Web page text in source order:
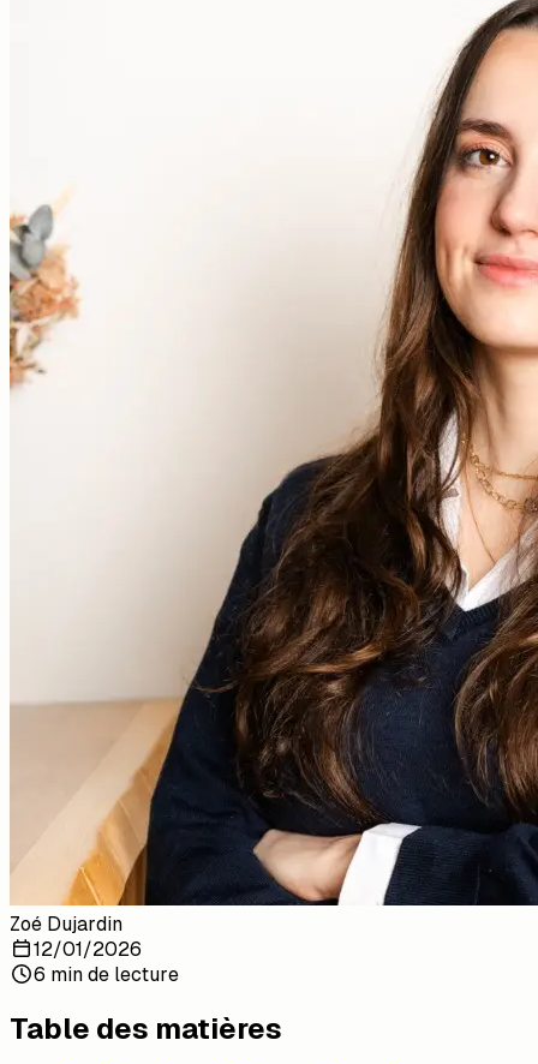
Zoé Dujardin
12/01/2026
6 min de lecture
Table des matières